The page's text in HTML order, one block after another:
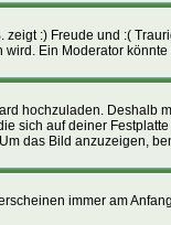
:) Freude und :(
Ein Moderator
hochzuladen.
sich auf deiner
das Bild anzuzeigen,
immer am